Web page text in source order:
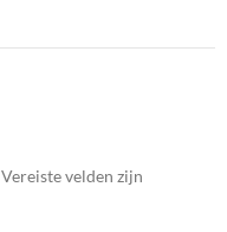
Vereiste velden zijn